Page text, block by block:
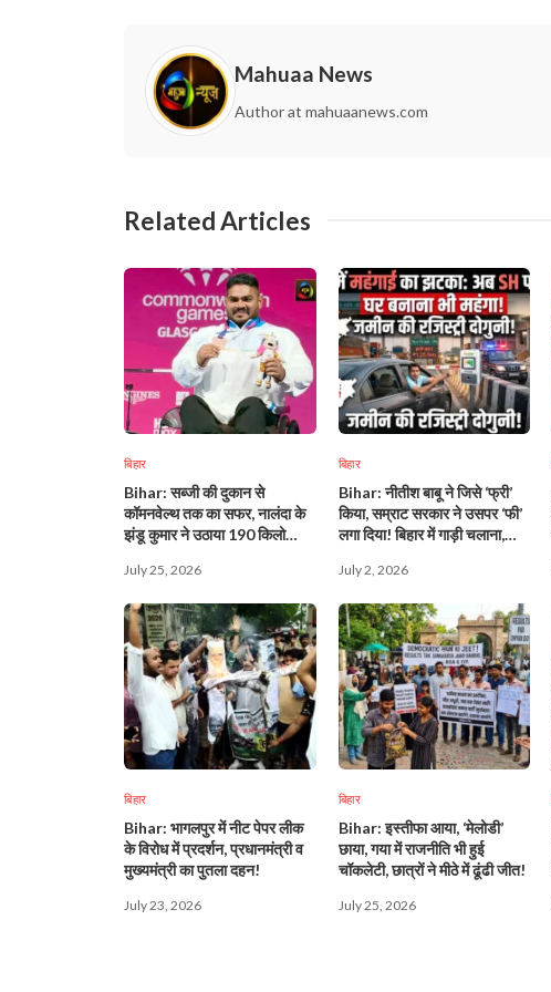
Mahuaa News
Author at mahuaanews.com
Related Articles
बिहार
Bihar: सब्जी की दुकान से
कॉमनवेल्थ तक का सफर, नालंदा के
झंडू कुमार ने उठाया 190 किलो
July 25, 2026
बिहार
Bihar: नीतीश बाबू ने जिसे ‘फ्री’
किया, सम्राट सरकार ने उसपर ‘फी’
लगा दिया! बिहार में गाड़ी चलाना,
महंगा!
July 2, 2026
बिहार
Bihar: भागलपुर में नीट पेपर लीक
के विरोध में प्रदर्शन, प्रधानमंत्री व
मुख्यमंत्री का पुतला दहन!
July 23, 2026
बिहार
Bihar: इस्तीफा आया, ‘मेलोडी’
छाया, गया में राजनीति भी हुई
चॉकलेटी, छात्रों ने मीठे में ढूंढी जीत!
July 25, 2026